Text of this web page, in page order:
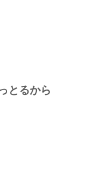
とるから